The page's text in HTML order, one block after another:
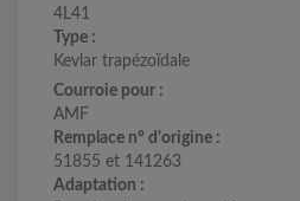
4L41
Type :
Kevlar trapézoïdale
Courroie pour :
AMF
Remplace n° d'origine :
51855 et 141263
Adaptation :